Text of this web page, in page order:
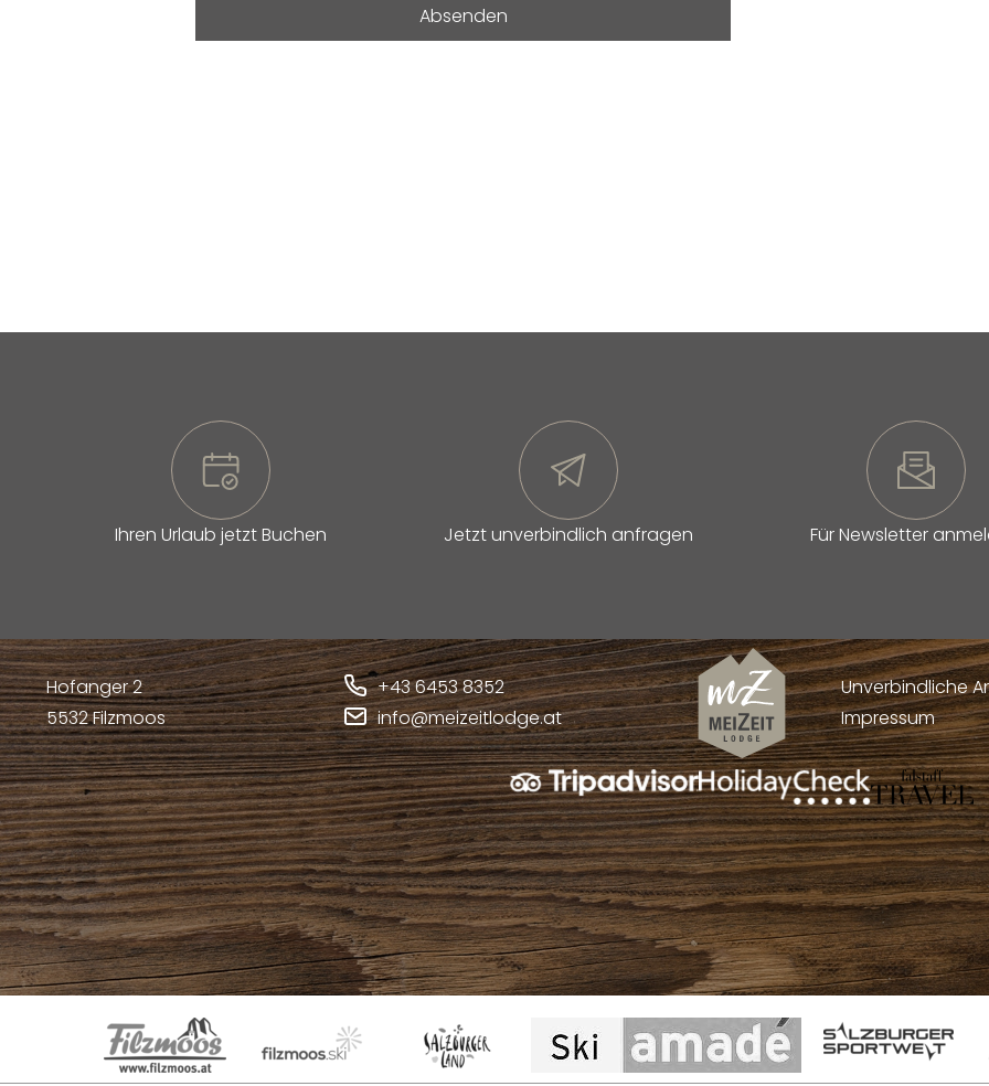
Absenden
Ihren Urlaub jetzt Buchen Jetzt unverbindlich anfragen Für Newsletter
Hofanger 2
5532Filzmoos
+43 6453 8352
info@meizeitlodge.at
Unverbindliche
Impressum